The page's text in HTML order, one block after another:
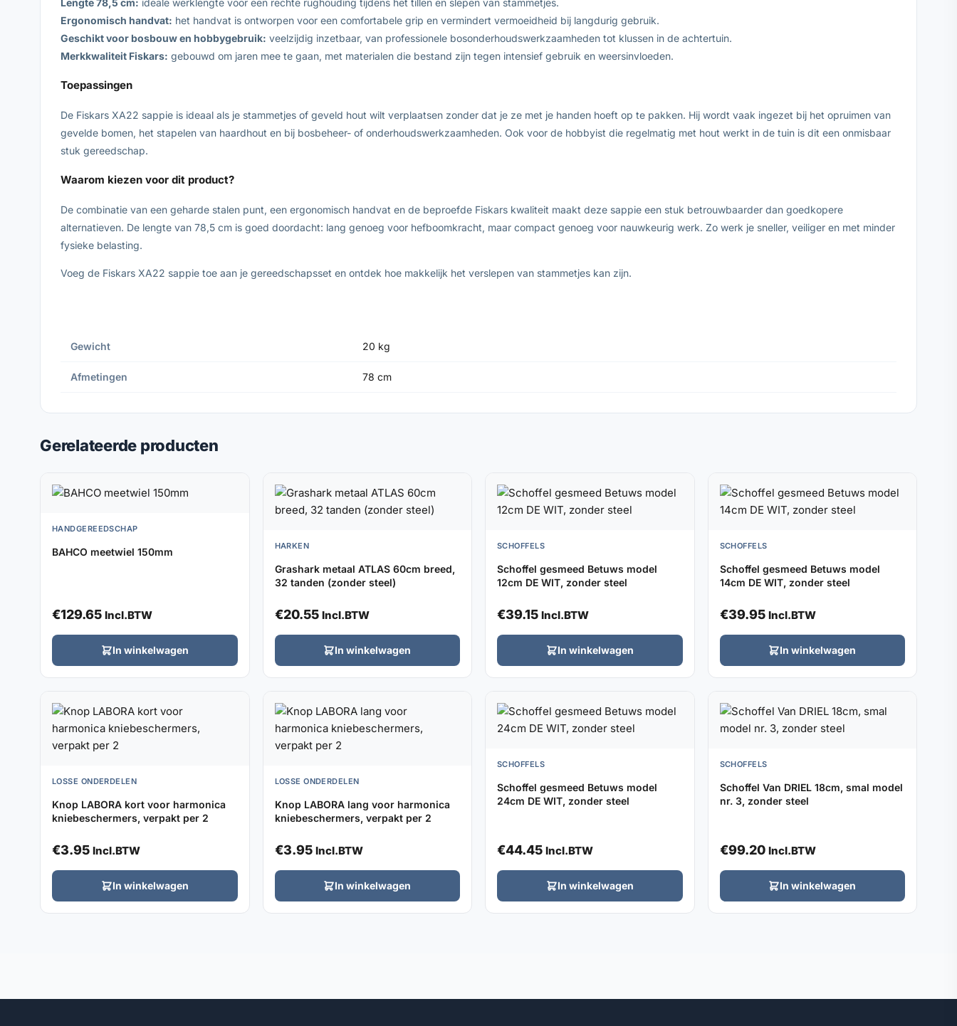
Ergonomisch handvat: het handvat is ontworpen voor een comfortabele grip en vermindert vermoeidheid bij langdurig gebruik.
Geschikt voor bosbouw en hobbygebruik: veelzijdig inzetbaar, van professionele bosonderhoudswerkzaamheden tot klussen in de achtertuin.
Merkkwaliteit Fiskars: gebouwd om jaren mee te gaan, met materialen die bestand zijn tegen intensief gebruik en weersinvloeden.
Toepassingen
De Fiskars XA22 sappie is ideaal als je stammetjes of geveld hout wilt verplaatsen zonder dat je ze met je handen hoeft op te pakken. Hij wordt vaak ingezet bij het opruimen van
gevelde bomen, het stapelen van haardhout en bij bosbeheer- of onderhoudswerkzaamheden. Ook voor de hobbyist die regelmatig met hout werkt in de tuin is dit een onmisbaar
stuk gereedschap.
Waarom kiezen voor dit product?
De combinatie van een geharde stalen punt, een ergonomisch handvat en de beproefde Fiskars kwaliteit maakt deze sappie een stuk betrouwbaarder dan goedkopere
alternatieven. De lengte van 78,5 cm is goed doordacht: lang genoeg voor hefboomkracht, maar compact genoeg voor nauwkeurig werk. Zo werk je sneller, veiliger en met minder
fysieke belasting.
Voeg de Fiskars XA22 sappie toe aan je gereedschapsset en ontdek hoe makkelijk het verslepen van stammetjes kan zijn.
Gewicht 20 kg
Afmetingen 78 cm
Gerelateerde producten
HANDGEREEDSCHAP
BAHCO meetwiel 150mm
€129.65 Incl.BTW
In winkelwagen
HARKEN
Grashark metaal ATLAS 60cm breed,
32 tanden (zonder steel)
€20.55 Incl.BTW
In winkelwagen
SCHOFFELS
Schoffel gesmeed Betuws model
12cm DE WIT, zonder steel
€39.15 Incl.BTW
In winkelwagen
SCHOFFELS
Schoffel gesmeed Betuws model
14cm DE WIT, zonder steel
€39.95 Incl.BTW
In winkelwagen
LOSSE ONDERDELEN
Knop LABORA kort voor harmonica
kniebeschermers, verpakt per 2
€3.95 Incl.BTW
In winkelwagen
LOSSE ONDERDELEN
Knop LABORA lang voor harmonica
kniebeschermers, verpakt per 2
€3.95 Incl.BTW
In winkelwagen
SCHOFFELS
Schoffel gesmeed Betuws model
24cm DE WIT, zonder steel
€44.45 Incl.BTW
In winkelwagen
SCHOFFELS
Schoffel Van DRIEL 18cm, smal model
nr. 3, zonder steel
€99.20 Incl.BTW
In winkelwagen